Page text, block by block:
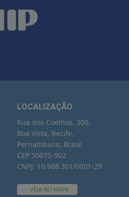
LOCALIZAÇÃO
Rua dos Coelhos, 300,
Boa Vista, Recife,
Pernambuco, Brasil
CEP 50070-902
CNPJ: 10.988.301/0001-29
VEJA NO MAPA